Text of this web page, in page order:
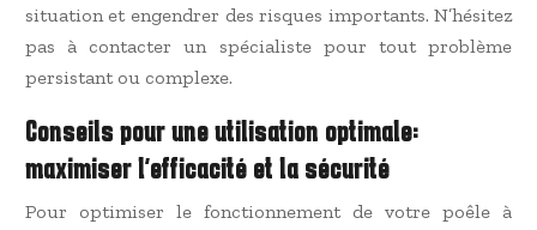
situation et engendrer des risques importants. N’hésitez
pas à contacter un spécialiste pour tout problème
persistant ou complexe.
Conseils pour une utilisation optimale:
maximiser l’efficacité et la sécurité
Pour optimiser le fonctionnement de votre poêle à